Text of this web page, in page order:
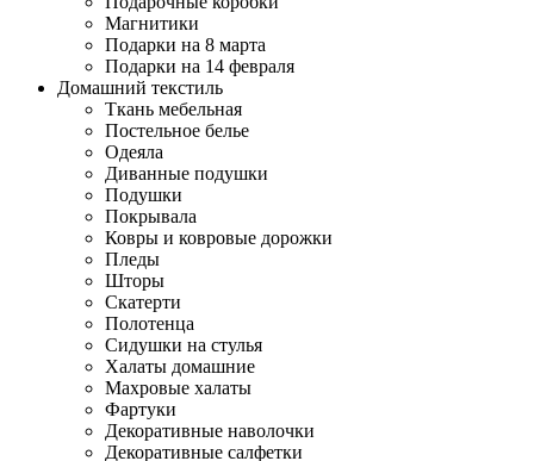
Магнитики
Подарки на 8 марта
Подарки на 14 февраля
Домашний текстиль
Ткань мебельная
Постельное белье
Одеяла
Диванные подушки
Подушки
Покрывала
Ковры и ковровые дорожки
Пледы
Шторы
Скатерти
Полотенца
Сидушки на стулья
Халаты домашние
Махровые халаты
Фартуки
Декоративные наволочки
Декоративные салфетки